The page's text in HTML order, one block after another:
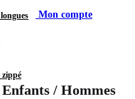
zippé
Mon compte
/ Hommes